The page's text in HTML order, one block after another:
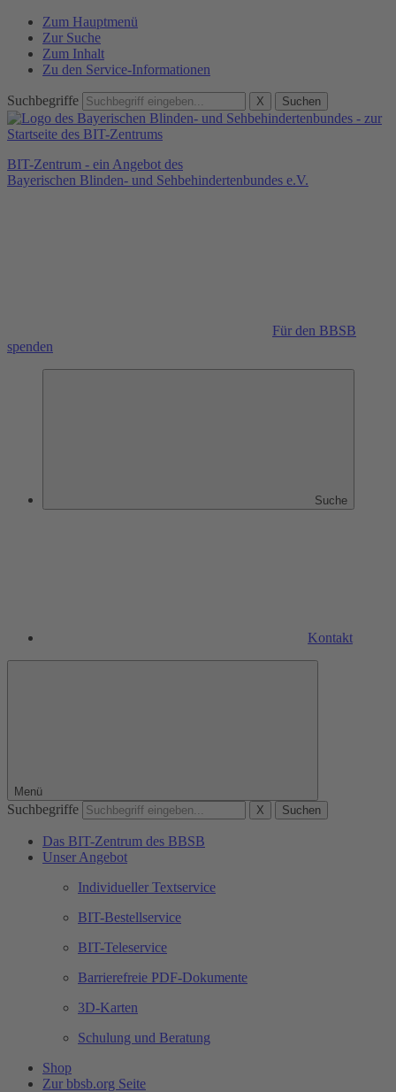
Zum Hauptmenü
Zur Suche
Zum Inhalt
Zu den Service-Informationen
Suchbegriffe X Suchen
BIT-Zentrum - ein Angebot des
Bayerischen Blinden- und Sehbehindertenbundes e.V.
Für den BBSB
spenden
Suche
Kontakt
Menü
Suchbegriffe X Suchen
Das BIT-Zentrum des BBSB
Unser Angebot
Individueller Textservice
BIT-Bestellservice
BIT-Teleservice
Barrierefreie PDF-Dokumente
3D-Karten
Schulung und Beratung
Shop
Zur bbsb.org Seite